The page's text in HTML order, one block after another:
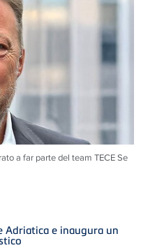
a far parte del team TECESe
Adriatica e inaugura un